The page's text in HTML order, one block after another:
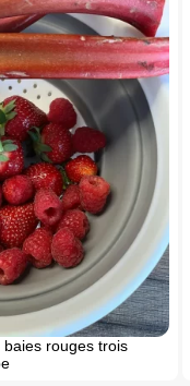
rouges trois